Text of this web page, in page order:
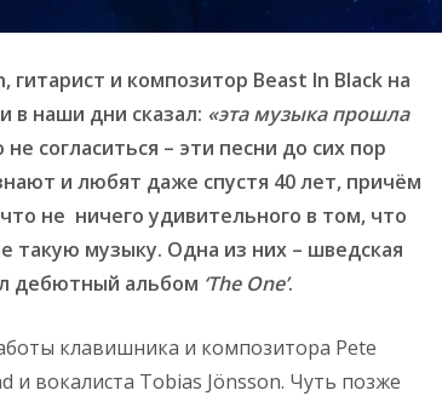
и композитор Beast In Black на
в наши дни сказал: «эта музыка прошла
согласиться – эти песни до сих пор
и любят даже спустя 40 лет, причём
не ничего удивительного в том, что
такую музыку. Одна из них – шведская
дебютный альбом ‘The One’.
клавишника и композитора Pete
и вокалиста Tobias Jönsson. Чуть позже